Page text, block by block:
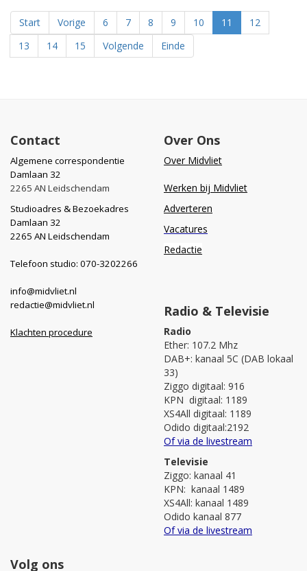
Start Vorige 6 7 8 9 10 11
12
13
14 15 Volgende Einde
Contact
Algemene correspondentie
Damlaan 32
2265 AN Leidschendam
Studioadres & Bezoekadres
Damlaan 32
2265 AN Leidschendam
Telefoon studio: 070-3202266
info@midvliet.nl
redactie@midvliet.nl
Klachten procedure
Over Ons
Over Midvliet
Werken bij Midvliet
Adverteren
Vacatures
Redactie
Radio & Televisie
Radio
Ether: 107.2 Mhz
DAB+: kanaal 5C (DAB lokaal
33)
Ziggo digitaal: 916
KPN digitaal: 1189
XS4All digitaal: 1189
Odido digitaal:2192
Of via de livestream
Televisie
Ziggo: kanaal 41
KPN: kanaal 1489
XS4All: kanaal 1489
Odido kanaal 877
Of via de livestream
Volg ons